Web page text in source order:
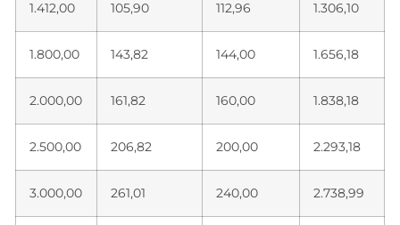
1.412,00 105,90 112,96 1.306,10
1.800,00 143,82 144,00 1.656,18
2.000,00 161,82 160,00 1.838,18
2.500,00 206,82 200,00 2.293,18
3.000,00 261,01 240,00 2.738,99